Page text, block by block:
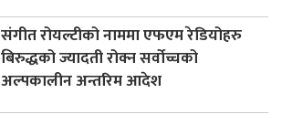
संगीत रोयल्टीको नाममा एफएम रेडियोहरु
बिरुद्धको ज्यादती रोक्न सर्वोच्चको
अल्पकालीन अन्तरिम आदेश